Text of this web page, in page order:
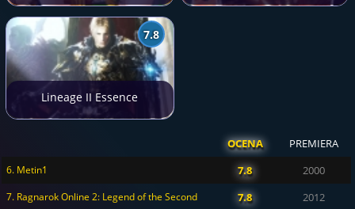
7.8
Lineage II Essence
OCENA PREMIERA
6. Metin1 7.8 2000
7. Ragnarok Online 2: Legend of the Second 7.8 2012